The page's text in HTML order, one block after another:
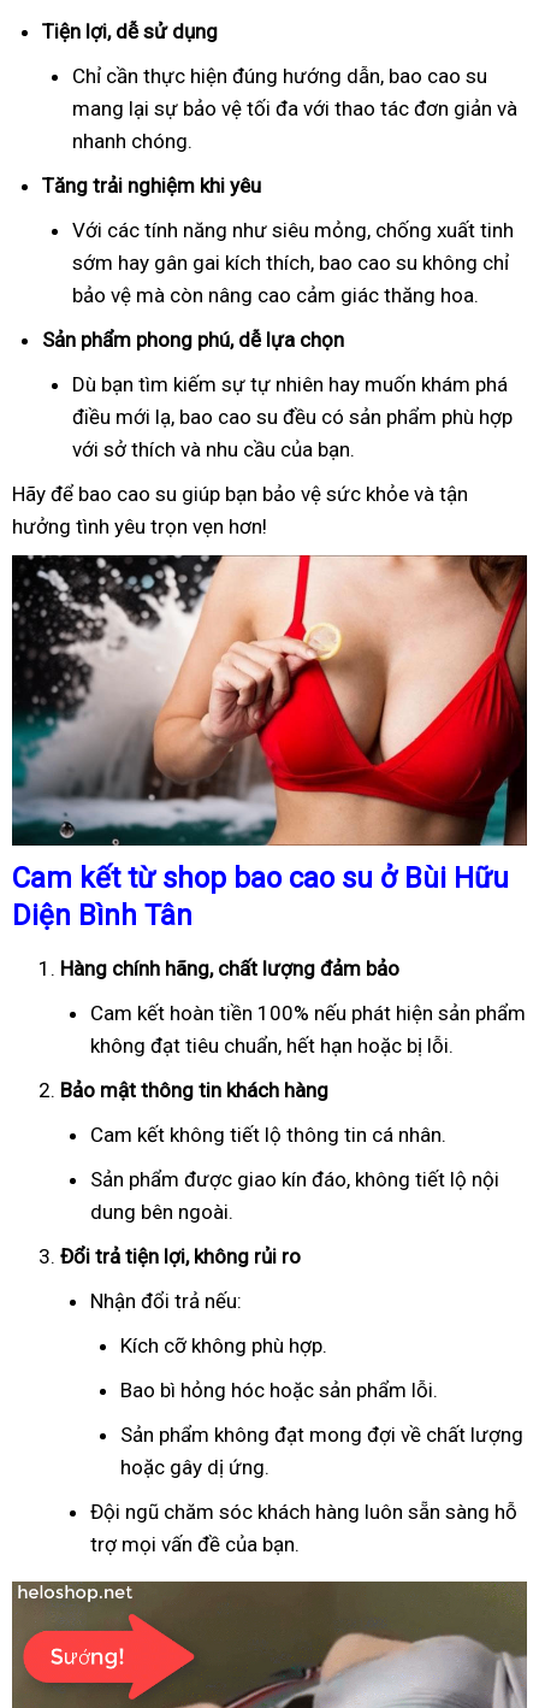
Tiện lợi, dễ sử dụng
Chỉ cần thực hiện đúng hướng dẫn, bao cao su
mang lại sự bảo vệ tối đa với thao tác đơn giản và
nhanh chóng.
Tăng trải nghiệm khi yêu
Với các tính năng như siêu mỏng, chống xuất tinh
sớm hay gân gai kích thích, bao cao su không chỉ
bảo vệ mà còn nâng cao cảm giác thăng hoa.
Sản phẩm phong phú, dễ lựa chọn
Dù bạn tìm kiếm sự tự nhiên hay muốn khám phá
điều mới lạ, bao cao su đều có sản phẩm phù hợp
với sở thích và nhu cầu của bạn.
Hãy để bao cao su giúp bạn bảo vệ sức khỏe và tận
hưởng tình yêu trọn vẹn hơn!
Cam kết từ shop bao cao su ở Bùi Hữu
Diện Bình Tân
Hàng chính hãng, chất lượng đảm bảo
Cam kết hoàn tiền 100% nếu phát hiện sản phẩm
không đạt tiêu chuẩn, hết hạn hoặc bị lỗi.
Bảo mật thông tin khách hàng
Cam kết không tiết lộ thông tin cá nhân.
Sản phẩm được giao kín đáo, không tiết lộ nội
dung bên ngoài.
Đổi trả tiện lợi, không rủi ro
Nhận đổi trả nếu:
Kích cỡ không phù hợp.
Bao bì hỏng hóc hoặc sản phẩm lỗi.
Sản phẩm không đạt mong đợi về chất lượng
hoặc gây dị ứng.
Đội ngũ chăm sóc khách hàng luôn sẵn sàng hỗ
trợ mọi vấn đề của bạn.